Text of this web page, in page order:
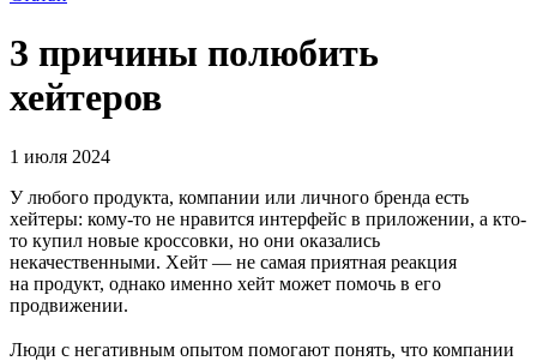
3 причины полюбить
хейтеров
1 июля 2024
У любого продукта, компании или личного бренда есть
хейтеры: кому-то не нравится интерфейс в приложении, а кто-
то купил новые кроссовки, но они оказались
некачественными. Хейт — не самая приятная реакция
на продукт, однако именно хейт может помочь в его
продвижении.
Люди с негативным опытом помогают понять, что компании